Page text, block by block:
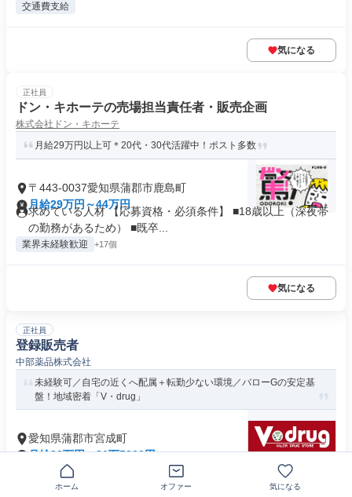
交通費支給
気になる
正社員
ドン・キホーテの売場担当責任者・販売企画
株式会社ドン・キホーテ
月給29万円以上可＊20代・30代活躍中！ポスト多数
〒443-0037愛知県蒲郡市鹿島町
月給29万円～44万円
求めている人材 【応募資格・必須条件】 ■18歳以上（深夜帯
の勤務があるため） ■既卒...
業界未経験歓迎 +17個
気になる
正社員
登録販売者
中部薬品株式会社
未経験可／自宅の近くへ配属＋転勤少ない環境／バローGの安定基
盤！地域密着「V・drug」
愛知県蒲郡市宮成町
月給20万円～31万5000円
求める人材: ■必須条件： ・第一種普通自動車免許 ・登録販売
者資格 ※実務経験は不...
ホーム オファー 気になる